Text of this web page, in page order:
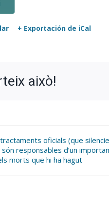
+ Exportación de iCal
això!
oficials (que
responsables d’un
morts que hi ha hagut